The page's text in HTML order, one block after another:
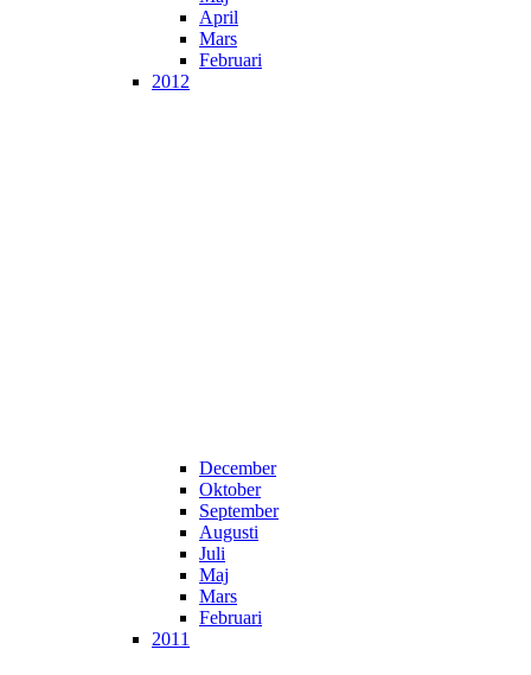
April
Mars
Februari
2012
December
Oktober
September
Augusti
Juli
Maj
Mars
Februari
2011